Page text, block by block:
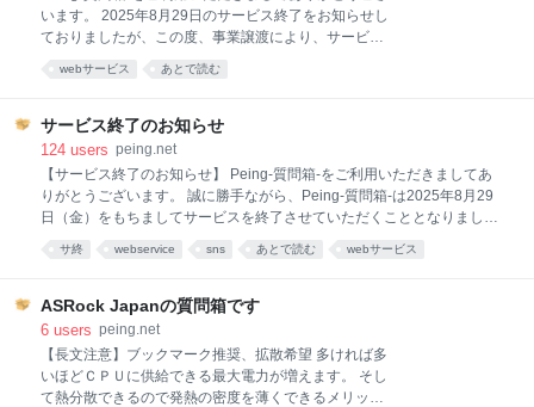
います。 2025年8月29日のサービス終了をお知らせし
ておりましたが、この度、事業譲渡により、サービス
を継続することが決定いたしました。 多くの皆さまか
らいただいた温かいメッセージとご要望を受け、新た
できることを、心より嬉しく思っております。 ■サー
ビス継続について 2025年8月29日以降も、Peing-質問
箱-は通常通りご利用いただけます。 - アカウント情
報、投稿内容、設定等はすべて引き継がれます - URL
の変更はございません（https://peing.net） - 基本機能
新運営体制では、以下の改善を検討しております： サ
改善 - より安定したサービス提供 ユーザ
webサービス あとで読む
サービス終了のお知らせ
124 users peing.net
【サービス終了のお知らせ】 Peing-質問箱-をご利用いただきましてあ
りがとうございます。 誠に勝手ながら、Peing-質問箱-は2025年8月29
日（金）をもちましてサービスを終了させていただくこととなりまし
た。 これまで多くの皆さまにご利用いただきましたこと、心より御礼申
し上げます。 ■サービス終了日 2025年8月29日（金） ■サービス終了ま
ビス終了後、アカウント情報・投稿内容などは閲覧・利用できなくなり
ます。 ■有料機能をご利用のお客様へ サービス終了に伴い、継続課金処
理は2025年8月15日以降行われません。 有料機能は前回の更新日から1
か月間、またはサービス終了日（2025年8月29日）のいずれか早い日付
までご利用いただけます。 期間満了をもって有料機能は自動的に終了い
サ終 webservice sns あとで読む webサービス
ASRock Japanの質問箱です
6 users peing.net
【長文注意】ブックマーク推奨、拡散希望 多ければ多
いほどＣＰＵに供給できる最大電力が増えます。 そし
て熱分散できるので発熱の密度を薄くできるメリット